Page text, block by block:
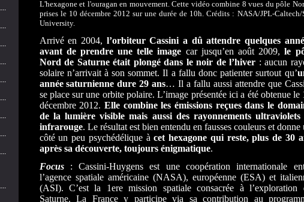
L'hexagone et l'ouragan en mouvement. Cette vidéo combine 8 vues du pôle
prises le 10 décembre 2012 sur une durée de 10h. Crédits : NASA/JPL-Caltech/
University.
Arrivé en 2004, l’orbiteur Cassini a dû attendre quelques
avant de prendre une telle image car jusqu’en août 2009,le
Nord de Saturne était plongé dans le noir de l’hiver : aucun
solaire n’arrivait à son sommet. Il a fallu donc patienter surtout qu’
année saturnienne dure 29 ans… Il a fallu aussi attendre que
se place sur une orbite polaire. L’image présentée ici a été obtenue le
décembre 2012. Elle combine les émissions reçues dans le
de la lumière visible mais aussi des rayonnements ultraviolets
infrarouge. Le résultat est bien entendu en fausses couleurs et donne
côté un peu psychédélique àcet hexagone qui reste, plus de 30
après sa découverte, toujours énigmatique.
Focus: Cassini-Huygens est une coopération internationale
l’agence spatiale américaine (NASA), européenne (ESA) et
(ASI). C’est la 1ere mission spatiale consacrée à l’exploration
Saturne. La France y participe via sa contribution au